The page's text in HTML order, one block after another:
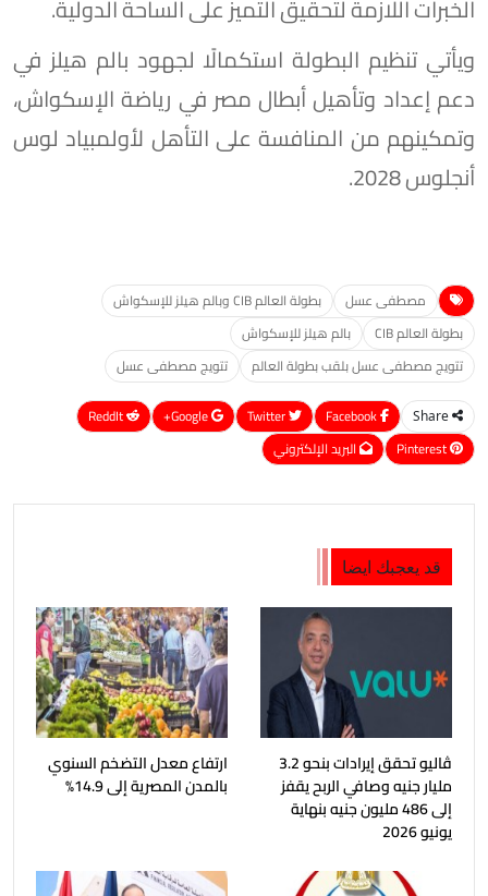
الخبرات اللازمة لتحقيق التميز على الساحة الدولية.
ويأتي تنظيم البطولة استكمالًا لجهود بالم هيلز في
دعم إعداد وتأهيل أبطال مصر في رياضة الإسكواش،
وتمكينهم من المنافسة على التأهل لأولمبياد لوس
أنجلوس 2028.
مصطفى عسل
بطولة العالم CIB وبالم هيلز للإسكواش
بطولة العالم CIB
بالم هيلز للإسكواش
تتويج مصطفى عسل بلقب بطولة العالم
تتويج مصطفى عسل
Share
Google+
ReddIt
Pinterest
البريد الإلكتروني
قد يعجبك ايضا
ڤاليو تحقق إيرادات بنحو 3.2
مليار جنيه وصافي الربح يقفز
إلى 486 مليون جنيه بنهاية
يونيو 2026
ارتفاع معدل التضخم السنوي
بالمدن المصرية إلى 14.9%